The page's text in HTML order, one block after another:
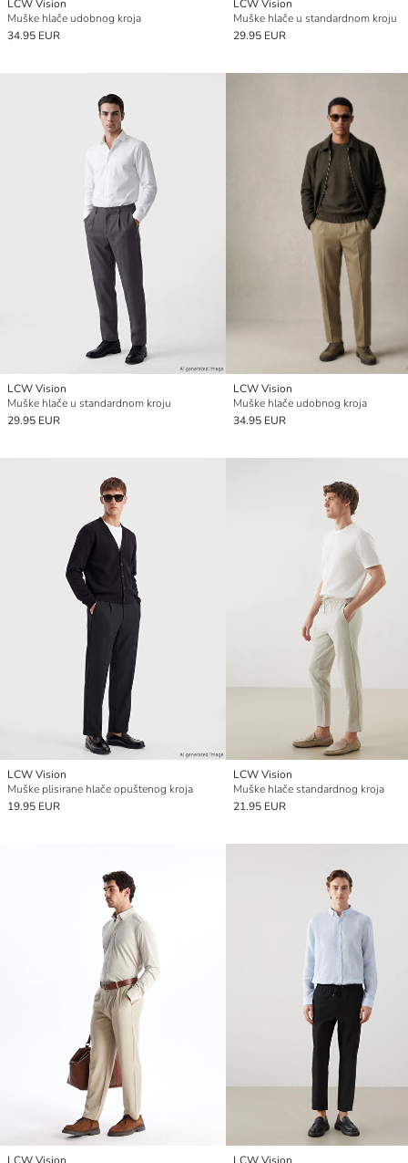
LCW Vision
Muške hlače udobnog kroja
34.95 EUR
LCW Vision
Muške hlače u standardnom kroju
29.95 EUR
LCW Vision
Muške hlače u standardnom kroju
29.95 EUR
LCW Vision
Muške hlače udobnog kroja
34.95 EUR
LCW Vision
Muške plisirane hlače opuštenog kroja
19.95 EUR
LCW Vision
Muške hlače standardnog kroja
21.95 EUR
LCW Vision LCW Vision